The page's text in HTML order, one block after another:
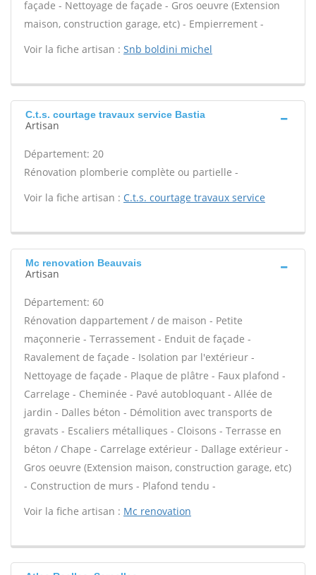
façade - Nettoyage de façade - Gros oeuvre (Extension
maison, construction garage, etc) - Empierrement -
Voir la fiche artisan : Snb boldini michel
C.t.s. courtage travaux service Bastia
Artisan
Département: 20
Rénovation plomberie complète ou partielle -
Voir la fiche artisan : C.t.s. courtage travaux service
Mc renovation Beauvais
Artisan
Département: 60
Rénovation dappartement / de maison - Petite
maçonnerie - Terrassement - Enduit de façade -
Ravalement de façade - Isolation par l'extérieur -
Nettoyage de façade - Plaque de plâtre - Faux plafond -
Carrelage - Cheminée - Pavé autobloquant - Allée de
jardin - Dalles béton - Démolition avec transports de
gravats - Escaliers métalliques - Cloisons - Terrasse en
béton / Chape - Carrelage extérieur - Dallage extérieur -
Gros oeuvre (Extension maison, construction garage, etc)
- Construction de murs - Plafond tendu -
Voir la fiche artisan : Mc renovation